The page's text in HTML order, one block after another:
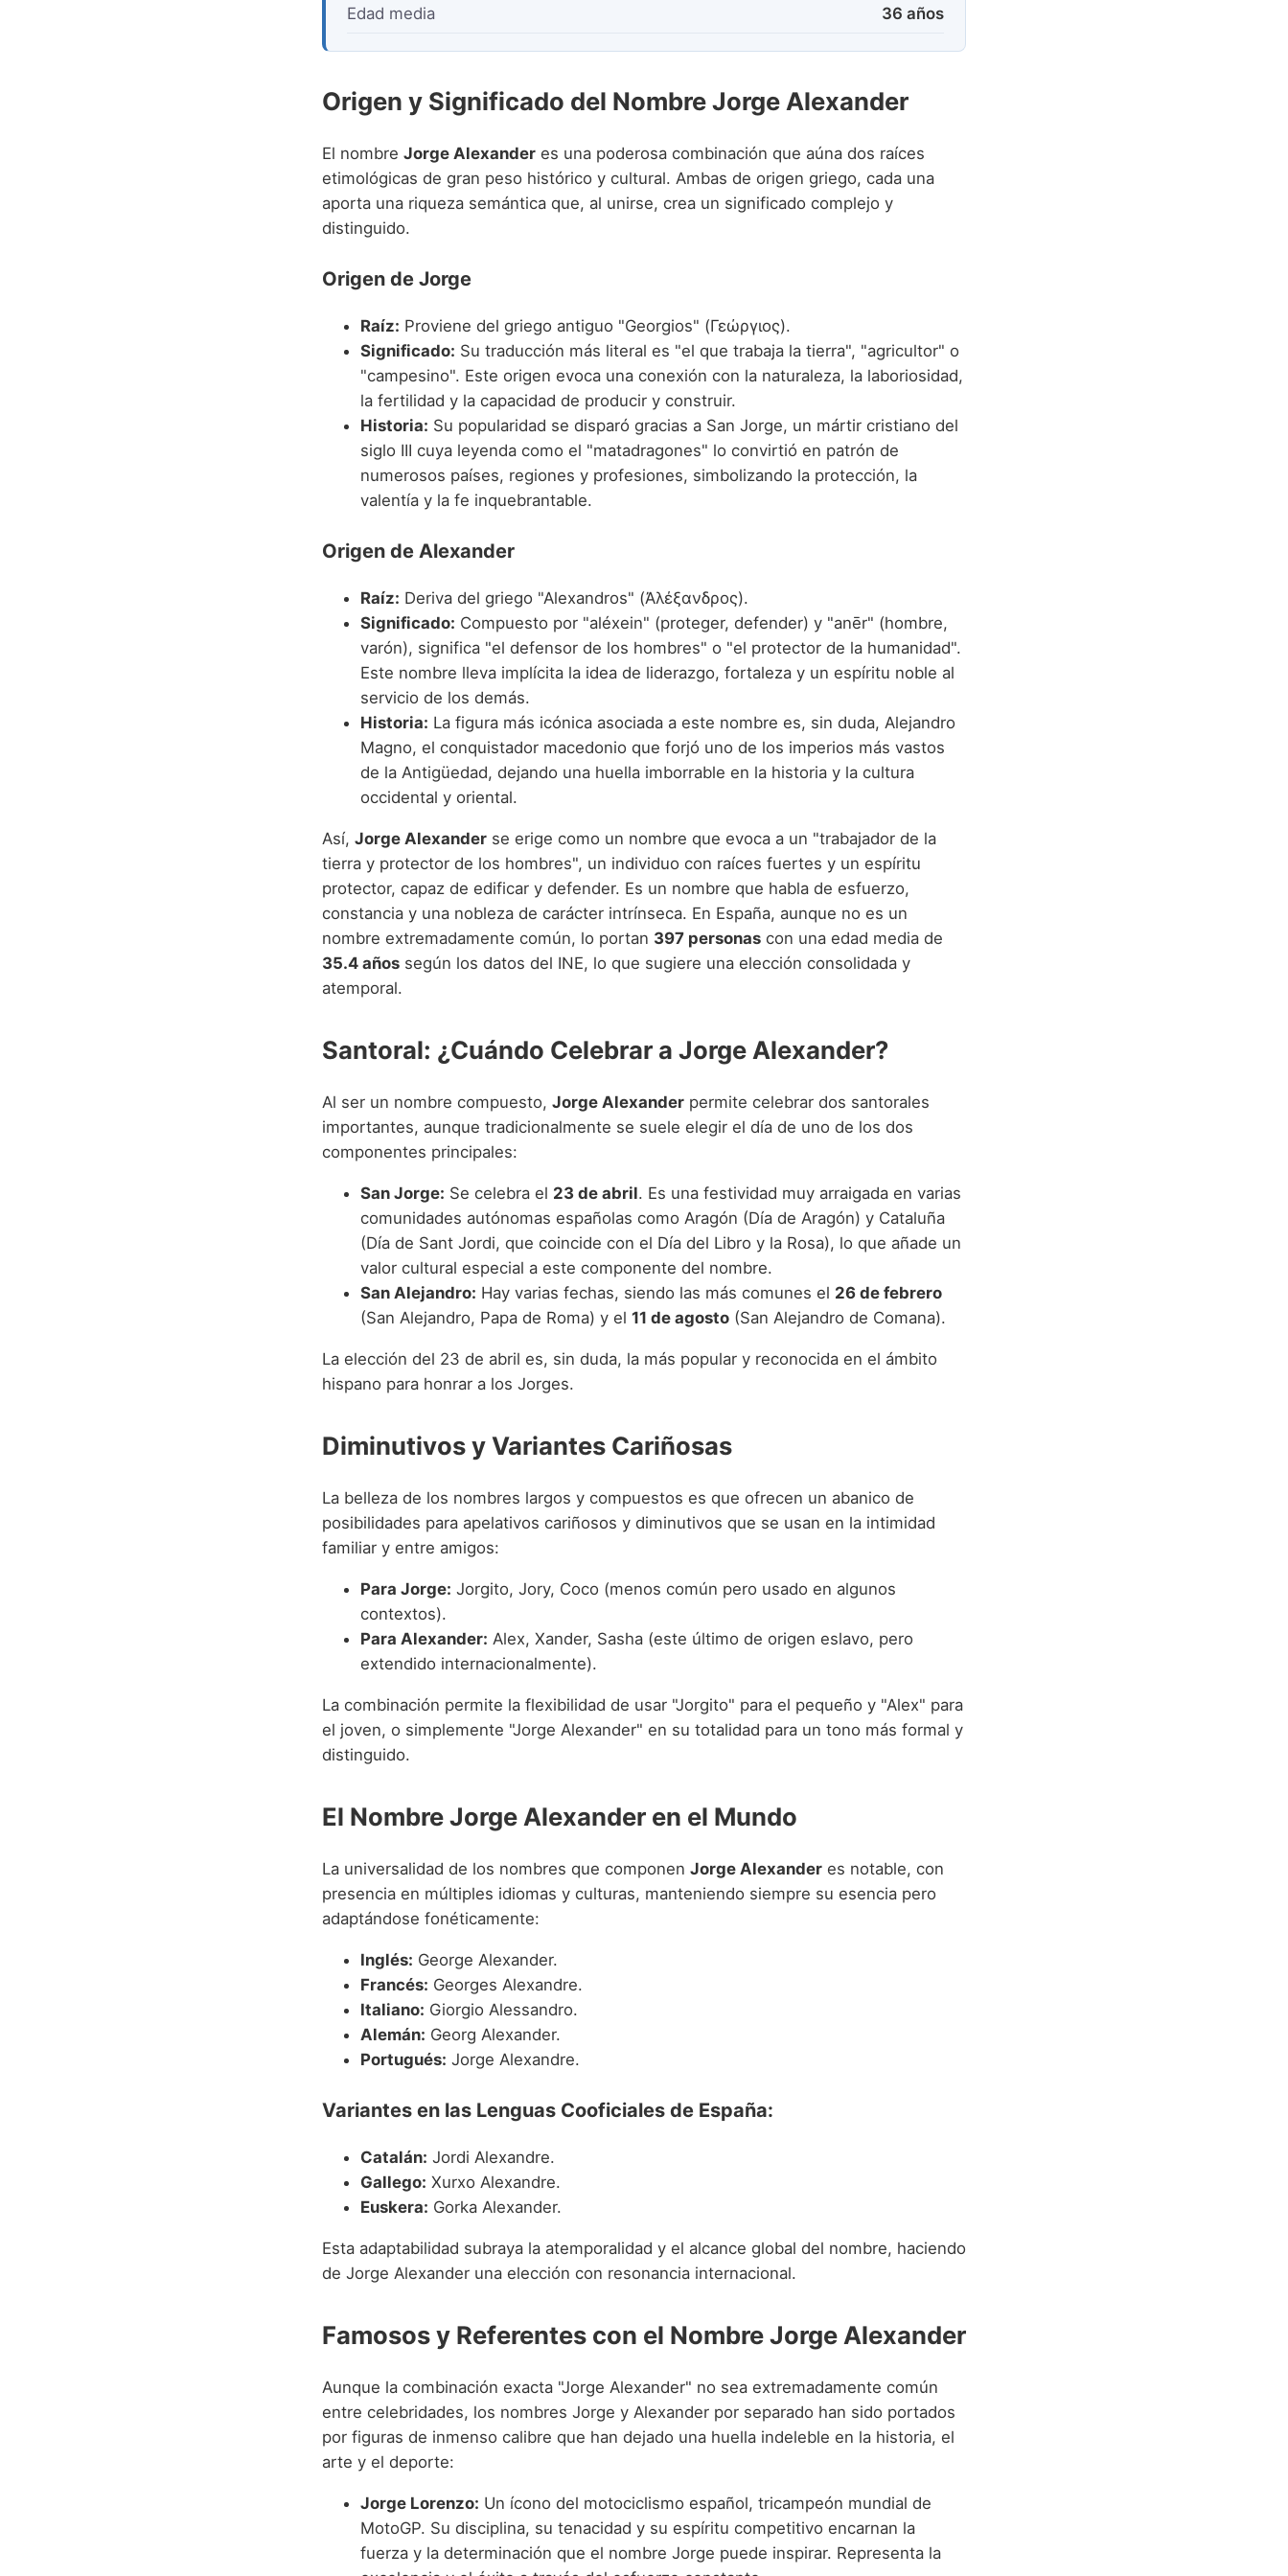
Edad media 36 años
Origen y Significado del Nombre Jorge Alexander
El nombre Jorge Alexander es una poderosa combinación que aúna dos raíces
etimológicas de gran peso histórico y cultural. Ambas de origen griego, cada una
aporta una riqueza semántica que, al unirse, crea un significado complejo y
distinguido.
Origen de Jorge
Raíz: Proviene del griego antiguo "Georgios" (Γεώργιος).
Significado: Su traducción más literal es "el que trabaja la tierra", "agricultor" o
"campesino". Este origen evoca una conexión con la naturaleza, la laboriosidad,
la fertilidad y la capacidad de producir y construir.
Historia: Su popularidad se disparó gracias a San Jorge, un mártir cristiano del
siglo III cuya leyenda como el "matadragones" lo convirtió en patrón de
numerosos países, regiones y profesiones, simbolizando la protección, la
valentía y la fe inquebrantable.
Origen de Alexander
Raíz: Deriva del griego "Alexandros" (Ἀλέξανδρος).
Significado: Compuesto por "aléxein" (proteger, defender) y "anēr" (hombre,
varón), significa "el defensor de los hombres" o "el protector de la humanidad".
Este nombre lleva implícita la idea de liderazgo, fortaleza y un espíritu noble al
servicio de los demás.
Historia: La figura más icónica asociada a este nombre es, sin duda, Alejandro
Magno, el conquistador macedonio que forjó uno de los imperios más vastos
de la Antigüedad, dejando una huella imborrable en la historia y la cultura
occidental y oriental.
Así, Jorge Alexander se erige como un nombre que evoca a un "trabajador de la
tierra y protector de los hombres", un individuo con raíces fuertes y un espíritu
protector, capaz de edificar y defender. Es un nombre que habla de esfuerzo,
constancia y una nobleza de carácter intrínseca. En España, aunque no es un
nombre extremadamente común, lo portan 397 personas con una edad media de
35.4 años según los datos del INE, lo que sugiere una elección consolidada y
atemporal.
Santoral: ¿Cuándo Celebrar a Jorge Alexander?
Al ser un nombre compuesto, Jorge Alexander permite celebrar dos santorales
importantes, aunque tradicionalmente se suele elegir el día de uno de los dos
componentes principales:
San Jorge: Se celebra el 23 de abril. Es una festividad muy arraigada en varias
comunidades autónomas españolas como Aragón (Día de Aragón) y Cataluña
(Día de Sant Jordi, que coincide con el Día del Libro y la Rosa), lo que añade un
valor cultural especial a este componente del nombre.
San Alejandro: Hay varias fechas, siendo las más comunes el 26 de febrero
(San Alejandro, Papa de Roma) y el 11 de agosto (San Alejandro de Comana).
La elección del 23 de abril es, sin duda, la más popular y reconocida en el ámbito
hispano para honrar a los Jorges.
Diminutivos y Variantes Cariñosas
La belleza de los nombres largos y compuestos es que ofrecen un abanico de
posibilidades para apelativos cariñosos y diminutivos que se usan en la intimidad
familiar y entre amigos:
Para Jorge: Jorgito, Jory, Coco (menos común pero usado en algunos
contextos).
Para Alexander: Alex, Xander, Sasha (este último de origen eslavo, pero
extendido internacionalmente).
La combinación permite la flexibilidad de usar "Jorgito" para el pequeño y "Alex" para
el joven, o simplemente "Jorge Alexander" en su totalidad para un tono más formal y
distinguido.
El Nombre Jorge Alexander en el Mundo
La universalidad de los nombres que componen Jorge Alexander es notable, con
presencia en múltiples idiomas y culturas, manteniendo siempre su esencia pero
adaptándose fonéticamente:
Inglés: George Alexander.
Francés: Georges Alexandre.
Italiano: Giorgio Alessandro.
Alemán: Georg Alexander.
Portugués: Jorge Alexandre.
Variantes en las Lenguas Cooficiales de España:
Catalán: Jordi Alexandre.
Gallego: Xurxo Alexandre.
Euskera: Gorka Alexander.
Esta adaptabilidad subraya la atemporalidad y el alcance global del nombre, haciendo
de Jorge Alexander una elección con resonancia internacional.
Famosos y Referentes con el Nombre Jorge Alexander
Aunque la combinación exacta "Jorge Alexander" no sea extremadamente común
entre celebridades, los nombres Jorge y Alexander por separado han sido portados
por figuras de inmenso calibre que han dejado una huella indeleble en la historia, el
arte y el deporte:
Jorge Lorenzo: Un ícono del motociclismo español, tricampeón mundial de
MotoGP. Su disciplina, su tenacidad y su espíritu competitivo encarnan la
fuerza y la determinación que el nombre Jorge puede inspirar. Representa la